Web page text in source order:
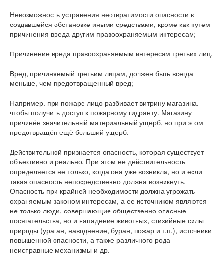
Невозможность устранения неотвратимости опасности в
создавшейся обстановке иными средствами, кроме как путем
причинения вреда другим правоохраняемым интересам;
Причинение вреда правоохраняемым интересам третьих лиц;
Вред, причиняемый третьим лицам, должен быть всегда
меньше, чем предотвращенный вред;
Например, при пожаре лицо разбивает витрину магазина,
чтобы получить доступ к пожарному гидранту. Магазину
причинён значительный материальный ущерб, но при этом
предотвращён ещё больший ущерб.
Действительной признается опасность, которая существует
объективно и реально. При этом ее действительность
определяется не только, когда она уже возникла, но и если
такая опасность непосредственно должна возникнуть.
Опасность при крайней необходимости должна угрожать
охраняемым законом интересам, а ее источником являются
не только люди, совершающие общественно опасные
посягательства, но и нападение животных, стихийные силы
природы (ураган, наводнение, буран, пожар и т.п.), источники
повышенной опасности, а также различного рода
неисправные механизмы и др.